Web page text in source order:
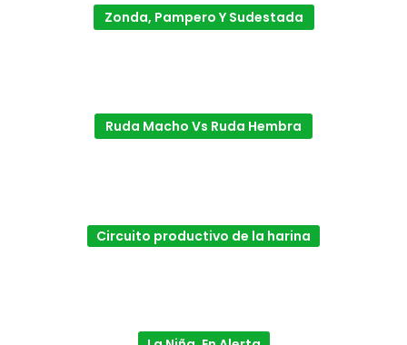
Zonda, Pampero Y Sudestada
Ruda Macho Vs Ruda Hembra
Circuito productivo de la harina